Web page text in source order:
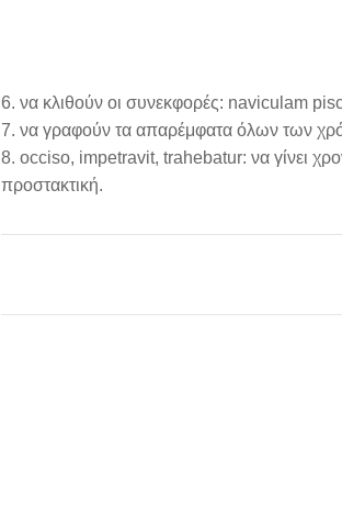
να κλιθούν οι συνεκφορές: naviculam
να γραφούν τα απαρέμφατα όλων των
occiso, impetravit, trahebatur: να γίνει
προστακτική.